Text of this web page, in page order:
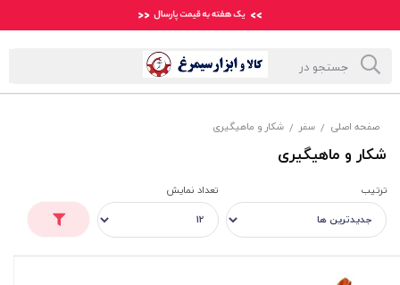
صفحه اصلی / سفر / شکار و ماهیگیری
شکار و ماهیگیری
ترتیب تعداد نمایش